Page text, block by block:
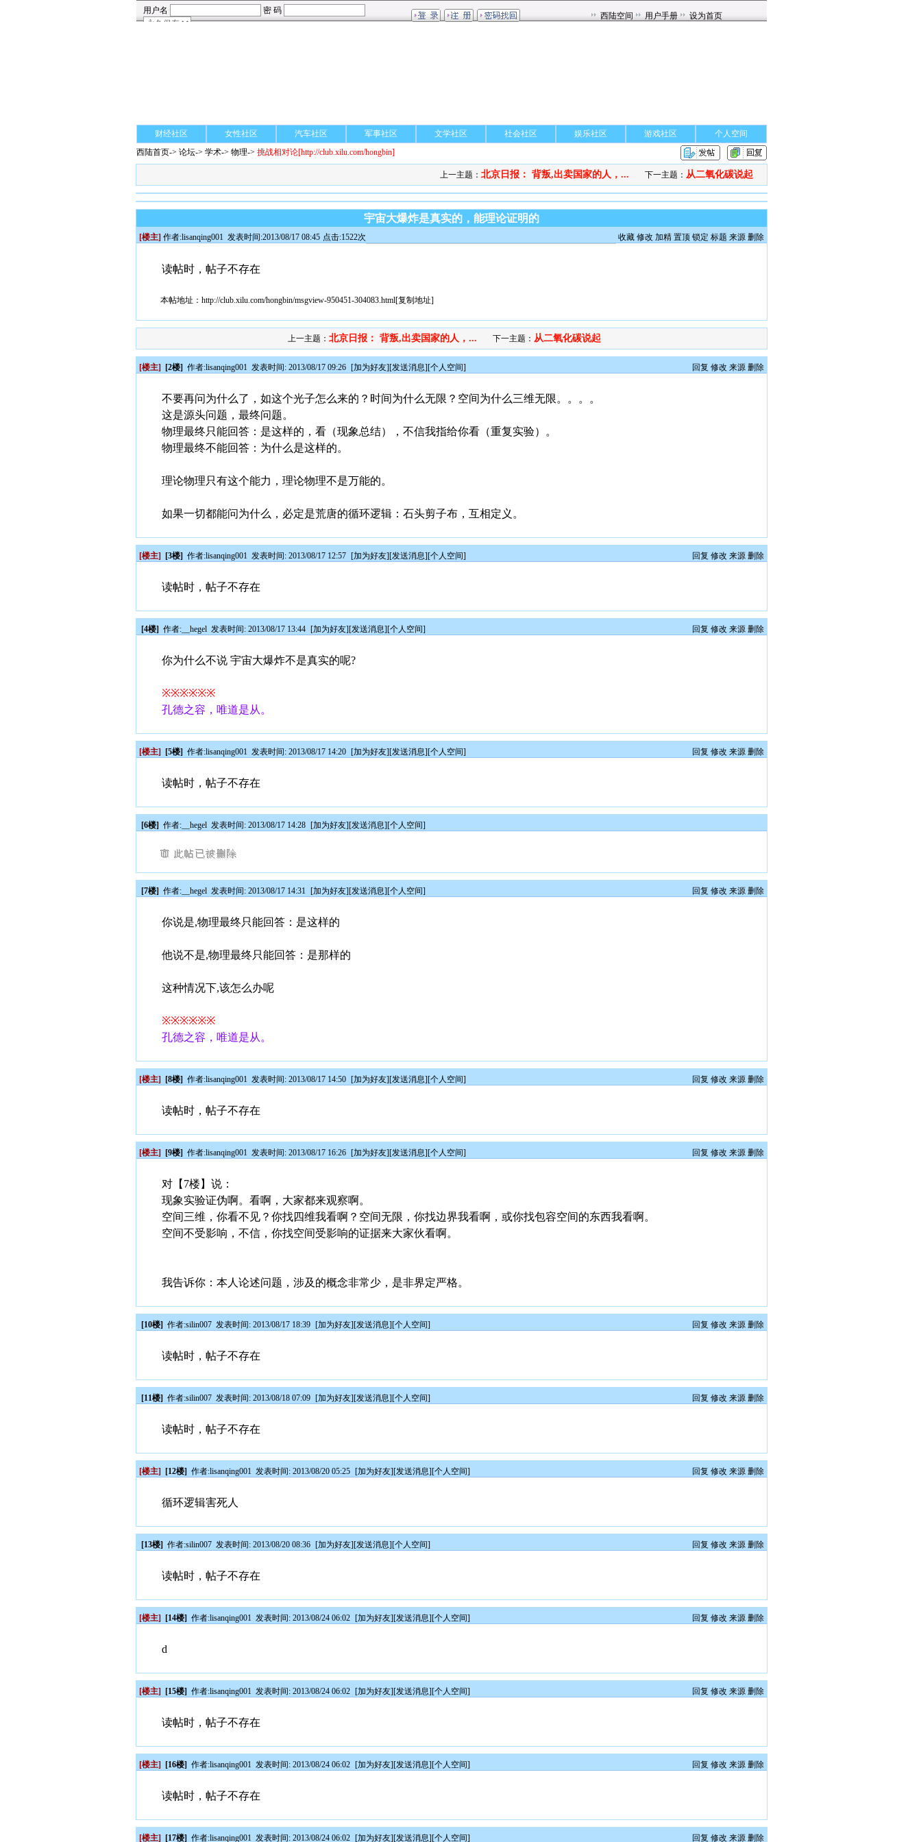
财经社区 女性社区 汽车社区 军事社区 文学社区 社会社区 娱乐社区 游戏社区
个人空间
西陆首页-> 论坛-> 学术-> 物理-> 挑战相对论[http://club.xilu.com/hongbin]
上一主题： 北京日报： 背叛,出卖国家的人，... 下一主题： 从二氧化碳说起
宇宙大爆炸是真实的，能理论证明的
[楼主] 作者:lisanqing001 发表时间:2013/08/17 08:45 收藏 修改 加精 置顶 锁定 标题 来源 删除
点击:1522次
读帖时，帖子不存在
本帖地址： http://club.xilu.com/hongbin/msgview-950451-304083.html[复制地址]
上一主题：北京日报： 背叛,出卖国家的人，... 下一主题：从二氧化碳说起
[楼主] [2楼] 作者:lisanqing001 发表时间: 2013/08/17 09:26 [加为好友][发送消息][个人空间] 回复 修改 来源 删除
不要再问为什么了，如这个光子怎么来的？时间为什么无限？空间为什么三维无限。。。。
这是源头问题，最终问题。
物理最终只能回答：是这样的，看（现象总结），不信我指给你看（重复实验）。
物理最终不能回答：为什么是这样的。
理论物理只有这个能力，理论物理不是万能的。
如果一切都能问为什么，必定是荒唐的循环逻辑：石头剪子布，互相定义。
[楼主] [3楼] 作者:lisanqing001 发表时间: 2013/08/17 12:57 [加为好友][发送消息][个人空间] 回复 修改 来源 删除
读帖时，帖子不存在
[4楼] 作者:__hegel 发表时间: 2013/08/17 13:44 [加为好友][发送消息][个人空间] 回复 修改 来源 删除
你为什么不说 宇宙大爆炸不是真实的呢?
※※※※※※
孔德之容，唯道是从。
[楼主] [5楼] 作者:lisanqing001 发表时间: 2013/08/17 14:20 [加为好友][发送消息][个人空间] 回复 修改 来源 删除
读帖时，帖子不存在
[6楼] 作者:__hegel 发表时间: 2013/08/17 14:28 [加为好友][发送消息][个人空间]
[7楼] 作者:__hegel 发表时间: 2013/08/17 14:31 [加为好友][发送消息][个人空间] 回复 修改 来源 删除
你说是,物理最终只能回答：是这样的
他说不是,物理最终只能回答：是那样的
这种情况下,该怎么办呢
※※※※※※
孔德之容，唯道是从。
[楼主] [8楼] 作者:lisanqing001 发表时间: 2013/08/17 14:50 [加为好友][发送消息][个人空间] 回复 修改 来源 删除
读帖时，帖子不存在
[楼主] [9楼] 作者:lisanqing001 发表时间: 2013/08/17 16:26 [加为好友][发送消息][个人空间] 回复 修改 来源 删除
对【7楼】说：
现象实验证伪啊。看啊，大家都来观察啊。
空间三维，你看不见？你找四维我看啊？空间无限，你找边界我看啊，或你找包容空间的东西我看啊。
空间不受影响，不信，你找空间受影响的证据来大家伙看啊。
我告诉你：本人论述问题，涉及的概念非常少，是非界定严格。
[10楼] 作者:silin007 发表时间: 2013/08/17 18:39 [加为好友][发送消息][个人空间] 回复 修改 来源 删除
读帖时，帖子不存在
[11楼] 作者:silin007 发表时间: 2013/08/18 07:09 [加为好友][发送消息][个人空间] 回复 修改 来源 删除
读帖时，帖子不存在
[楼主] [12楼] 作者:lisanqing001 发表时间: 2013/08/20 05:25 [加为好友][发送消息][个人空间] 回复 修改 来源 删除
循环逻辑害死人
[13楼] 作者:silin007 发表时间: 2013/08/20 08:36 [加为好友][发送消息][个人空间] 回复 修改 来源 删除
读帖时，帖子不存在
[楼主] [14楼] 作者:lisanqing001 发表时间: 2013/08/24 06:02 [加为好友][发送消息][个人空间] 回复 修改 来源 删除
d
[楼主] [15楼] 作者:lisanqing001 发表时间: 2013/08/24 06:02 [加为好友][发送消息][个人空间] 回复 修改 来源 删除
读帖时，帖子不存在
[楼主] [16楼] 作者:lisanqing001 发表时间: 2013/08/24 06:02 [加为好友][发送消息][个人空间] 回复 修改 来源 删除
读帖时，帖子不存在
[楼主] [17楼] 作者:lisanqing001 发表时间: 2013/08/24 06:02 [加为好友][发送消息][个人空间] 回复 修改 来源 删除